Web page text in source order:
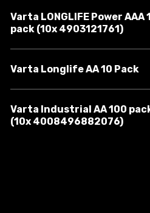
Varta LONGLIFE Power AAA
pack (10x 4903121761)
Varta Longlife AA 10 Pack
Varta Industrial AA 100
(10x 4008496882076)